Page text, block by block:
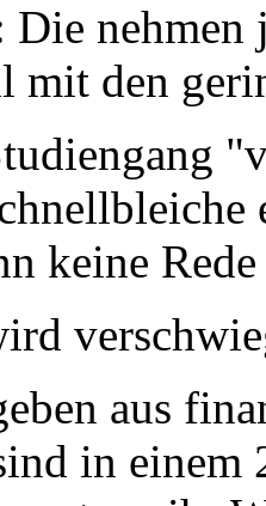
nehmen
mit den
keine
aus
in einem